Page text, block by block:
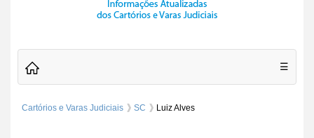
☰
Cartórios e Varas Judiciais SC Luiz Alves